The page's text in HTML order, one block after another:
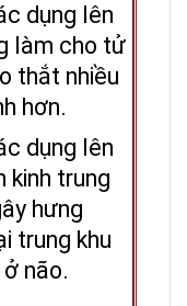
dụng lên
làm cho tử
thắt nhiều
hơn.
dụng lên
kinh trung
hưng
trung khu
ở não.